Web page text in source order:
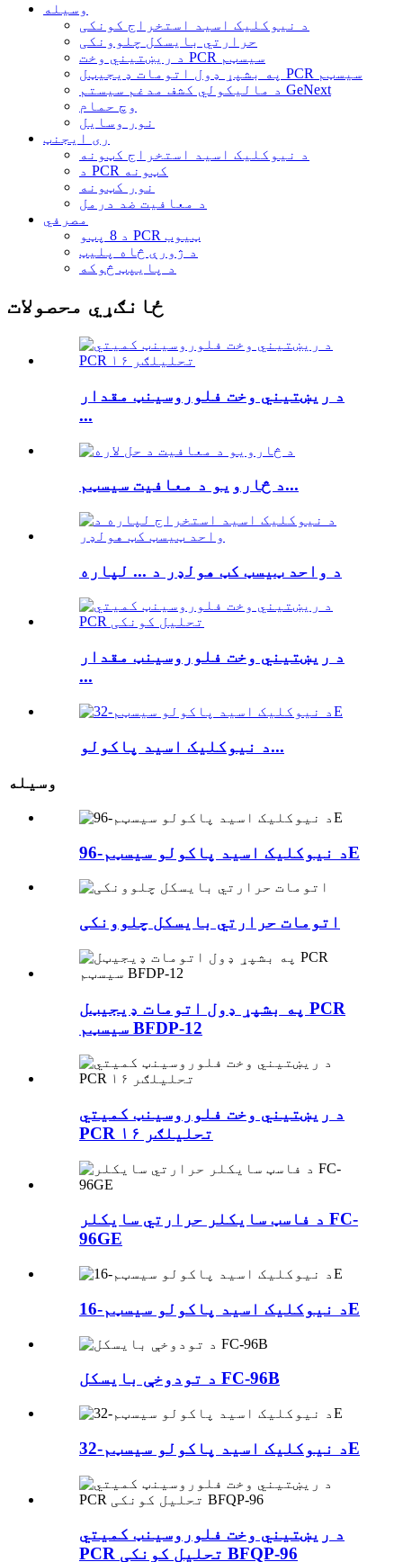
وسیله
د نیوکلیک اسید استخراج کونکی
حرارتي بایسکل چلوونکی
د ریښتیني وخت PCR سیسټم
په بشپړ ډول اتومات ډیجیټل PCR سیسټم
د مالیکولي کشف مدغم سیستم GeNext
وچ حمام
نور وسایل
ری ایجنټ
د نیوکلیک اسید استخراج کټونه
د PCR کټونه
نور کټونه
د معافیت ضد درمل
مصرفي
د 8 پټو PCR ټیوب
د ژورې څاه پلیټ
د پایپټ څوکه
ځانګړي محصولات
د ریښتیني وخت فلوروسینټ مقدار
...
د څارویو د معافیت سیسټم...
د واحد ټیسټ کټ هولډر د ... لپاره
د ریښتیني وخت فلوروسینټ مقدار
...
د نیوکلیک اسید پاکولو...
وسیله
د نیوکلیک اسید پاکولو سیسټم-96E
اتومات حرارتي بایسکل چلوونکی
په بشپړ ډول اتومات ډیجیټل PCR
سیسټم BFDP-12
د ریښتیني وخت فلوروسینټ کمیتي
PCR تحلیلګر ۱۶
د فاسټ سایکلر حرارتي سایکلر FC-
96GE
د نیوکلیک اسید پاکولو سیسټم-16E
د تودوخې بایسکل FC-96B
د نیوکلیک اسید پاکولو سیسټم-32E
د ریښتیني وخت فلوروسینټ کمیتي
PCR تحلیل کونکی BFQP-96